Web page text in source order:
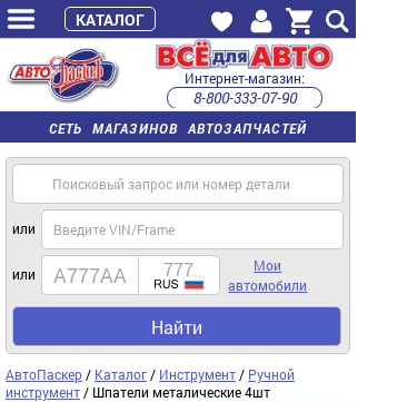
СЕТЬ МАГАЗИНОВ АВТОЗАПЧАСТЕЙ
Интернет-магазин:
8-800-333-07-90
часы работы с 9:00 до 22:00 (пн-пт)
или
или
Мои
автомобили
Найти
АвтоПаскер / Каталог / Инструмент / Ручной
инструмент / Шпатели металические 4шт
КАТАЛОГ